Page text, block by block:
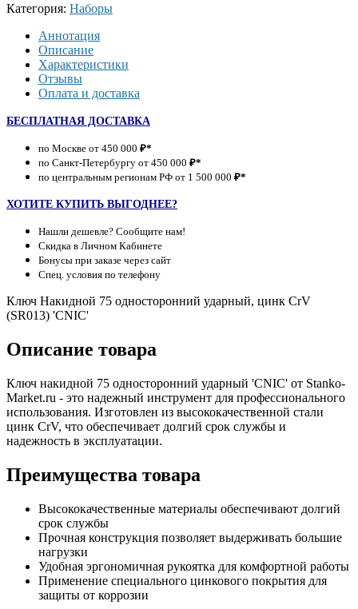
Категория: Наборы
Аннотация
Описание
Характеристики
Отзывы
Оплата и доставка
БЕСПЛАТНАЯ ДОСТАВКА
по Москве от 450 000 ₽*
по Санкт-Петербургу от 450 000 ₽*
по центральным регионам РФ от 1 500 000 ₽*
ХОТИТЕ КУПИТЬ ВЫГОДНЕЕ?
Нашли дешевле? Сообщите нам!
Скидка в Личном Кабинете
Бонусы при заказе через сайт
Спец. условия по телефону
Ключ Накидной 75 односторонний ударный, цинк CrV
(SR013) 'CNIC'
Описание товара
Ключ накидной 75 односторонний ударный 'CNIC' от Stanko-
Market.ru - это надежный инструмент для профессионального
использования. Изготовлен из высококачественной стали
цинк CrV, что обеспечивает долгий срок службы и
надежность в эксплуатации.
Преимущества товара
Высококачественные материалы обеспечивают долгий
срок службы
Прочная конструкция позволяет выдерживать большие
нагрузки
Удобная эргономичная рукоятка для комфортной работы
Применение специального цинкового покрытия для
защиты от коррозии